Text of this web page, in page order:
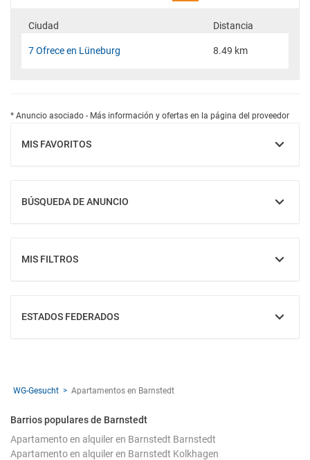
Ciudad Distancia
7 Ofrece en Lüneburg 8.49 km
* Anuncio asociado - Más información y ofertas en la página del proveedor
MIS FAVORITOS
MOSTRAR
BÚSQUEDA DE ANUNCIO
MOSTRAR
MIS FILTROS
MOSTRAR
ESTADOS FEDERADOS
MOSTRAR
WG-Gesucht Apartamentos en Barnstedt
Barrios populares de Barnstedt
Apartamento en alquiler en Barnstedt Barnstedt
Apartamento en alquiler en Barnstedt Kolkhagen